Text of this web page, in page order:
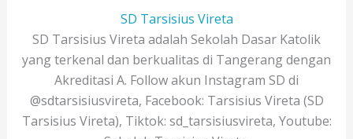
SD Tarsisius Vireta
SD Tarsisius Vireta adalah Sekolah Dasar Katolik
yang terkenal dan berkualitas di Tangerang dengan
Akreditasi A. Follow akun Instagram SD di
@sdtarsisiusvireta, Facebook: Tarsisius Vireta (SD
Tarsisius Vireta), Tiktok: sd_tarsisiusvireta, Youtube: